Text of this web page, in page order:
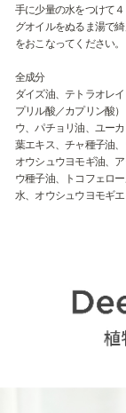
手に少量の水をつけて
グオイルをぬるま湯で
をおこなってください。
全成分
ダイズ油、テトラオレ
プリル酸／カプリン酸
ウ、パチョリ油、ユー
葉エキス、チャ種子油
オウシュウヨモギ油、
ウ種子油、トコフェロ
水、オウシュウヨモギ